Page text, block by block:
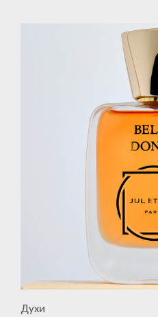
Духи